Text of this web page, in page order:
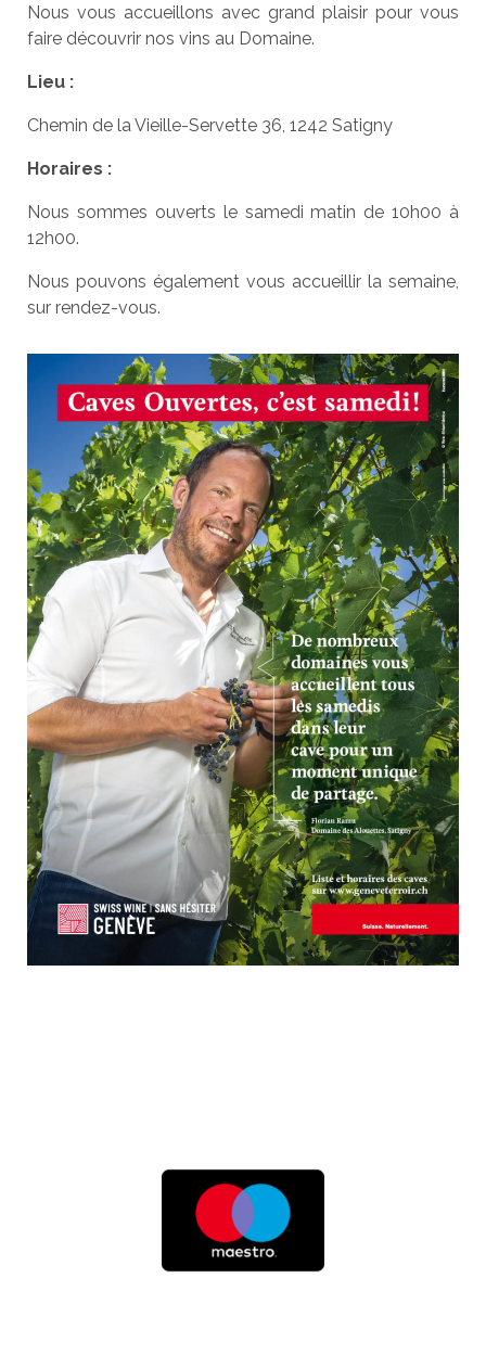
Nous vous accueillons avec grand plaisir pour vous
faire découvrir nos vins au Domaine.
Lieu :
Chemin de la Vieille-Servette 36, 1242 Satigny
Horaires :
Nous sommes ouverts le samedi matin de 10h00 à
12h00.
Nous pouvons également vous accueillir la semaine,
sur rendez-vous.